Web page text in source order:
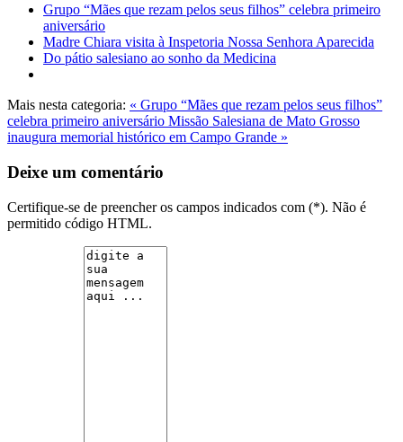
Grupo “Mães que rezam pelos seus filhos” celebra primeiro
aniversário
Madre Chiara visita à Inspetoria Nossa Senhora Aparecida
Do pátio salesiano ao sonho da Medicina
Mais nesta categoria: « Grupo “Mães que rezam pelos seus filhos”
celebra primeiro aniversário Missão Salesiana de Mato Grosso
inaugura memorial histórico em Campo Grande »
Deixe um comentário
Certifique-se de preencher os campos indicados com (*). Não é
permitido código HTML.